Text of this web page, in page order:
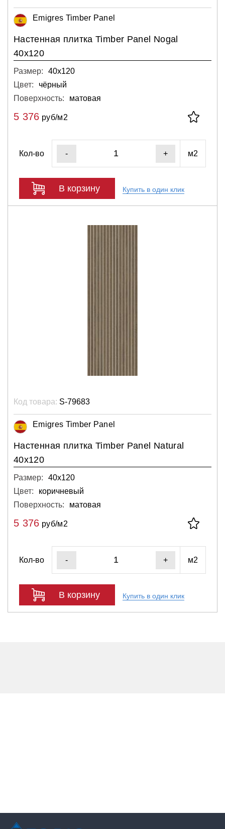
Emigres Timber Panel
Настенная плитка Timber Panel Nogal
40x120
Размер:
40х120
Цвет:
чёрный
Поверхность:
матовая
5 376 руб/м2
Кол-во - + м2
В корзину Купить в один клик
Код товара: S-79683
Emigres Timber Panel
Настенная плитка Timber Panel Natural
40x120
Размер:
40х120
Цвет:
коричневый
Поверхность:
матовая
5 376 руб/м2
Кол-во - + м2
В корзину Купить в один клик